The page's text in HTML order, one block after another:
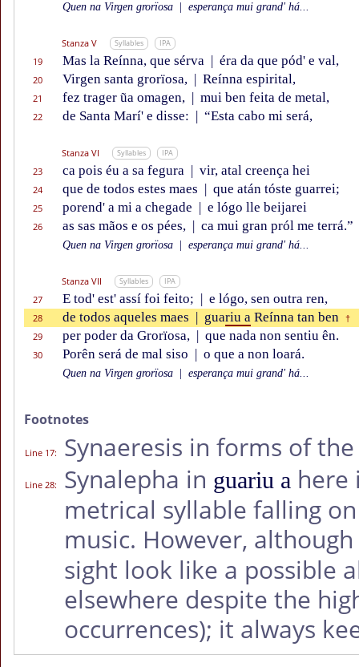
Quen na Virgen grorïosa esperança mui grand' há...
Stanza V Syllables IPA
19 Mas la Reínna, que sérva | éra da que pód' e val,
20 Virgen santa grorïosa, | Reínna espirital,
21 fez trager ũa omagen, | mui ben feita de metal,
22 de Santa Marí' e disse: | “Esta cabo mi será,
Stanza VI Syllables IPA
23 ca pois éu a sa fegura | vir, atal creença hei
24 que de todos estes maes | que atán tóste guarrei;
25 porend' a mi a chegade | e lógo lle beijarei
26 as sas mãos e os pées, | ca mui gran pról me terrá.”
Quen na Virgen grorïosa esperança mui grand' há...
Stanza VII Syllables IPA
27 E tod' est' assí foi feito; | e lógo, sen outra ren,
28 de todos aqueles maes | guariu a Reínna tan ben †
29 per poder da Grorïosa, | que nada non sentiu ên.
30 Porên será de mal siso | o que a non loará.
Quen na Virgen grorïosa esperança mui grand' há...
Footnotes
Line 17: Synaeresis in forms of
Line 28: Synalepha in guariu a here
metrical syllable falling
music. However,
sight look like a possible
elsewhere despite the
occurrences); it always